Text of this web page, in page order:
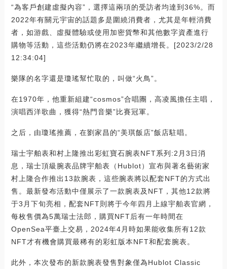
“為客戶創建虛擬內容”，選擇這兩項的受訪者均達到36%。而
2022年有關元宇宙的話題多是圍繞消費者，尤其是年輕消費
者，如游戲、虛擬體驗或使用加密貨幣和其他數字資產進行
購物等活動，這些活動仍將在2023年繼續增長。[2023/2/28
12:34:04]
樂隊的名字還是瓊瑤幫忙取的，叫做“火鳥”。
在1970年，他重新組建“cosmos”合唱團，高凌風擔任主唱，
演唱西洋歌曲，獲得“熱門音樂”比賽冠軍。
之后，由瓊瑤推薦，在劉家昌的“美琪飯店”飯店駐唱。
瑞士宇舶表和村上隆推出彩虹寶石腕表NFT系列:2月3日消
息，瑞士頂級腕表品牌宇舶表（Hublot）宣布與著名藝術家
村上隆合作推出13款腕表，這些腕表將以配套NFT的方式出
售。最新發布活動中僅展示了一款腕表及NFT，其他12款將
于3月下旬亮相，配套NFT則將于今年四月上線宇舶表官網，
每枚售價為5萬瑞士法郎，購買NFT后有一年時間在
OpenSea平臺上交易，2024年4月時如果能收集所有12款
NFT才有機會購買最稀有的彩虹版本NFT和配套腕表。
此外，本次發布的新款腕表發售對象僅為Hublot Classic